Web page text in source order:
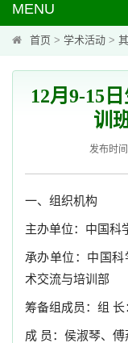
MENU
首页 > 学术活动 >
12月9-15
训
发布时间
一、组织机构
主办单位：中国科
承办单位：中国
术交流与培训部
筹备组成员：组 长
成 员：侯淑琴、傅